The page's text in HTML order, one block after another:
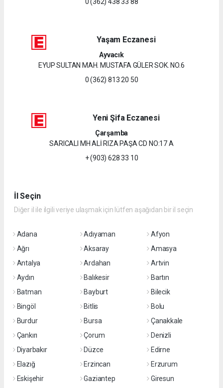
Yaşam Eczanesi
Ayvacık
EYUP SULTAN MAH. MUSTAFA GÜLER SOK. NO.6
0 (362) 813 20 50
Yeni Şifa Eczanesi
Çarşamba
SARICALI MH ALİ RIZA PAŞA CD NO:17 A
+ (903) 628 33 10
İl Seçin
Diğer il ile ilgili veriye ulaşmak için lütfen aşağıdan bir il seçin
Adana Adıyaman
Afyon
Ağrı
Aksaray
Amasya
Antalya
Ardahan
Artvin
Aydın
Balıkesir
Bartın
Batman
Bayburt
Bilecik
Bingöl
Bitlis
Bolu
Burdur
Bursa
Çanakkale
Çankırı
Çorum
Denizli
Diyarbakır
Düzce
Edirne
Elazığ
Erzincan
Erzurum
Eskişehir
Gaziantep
Giresun